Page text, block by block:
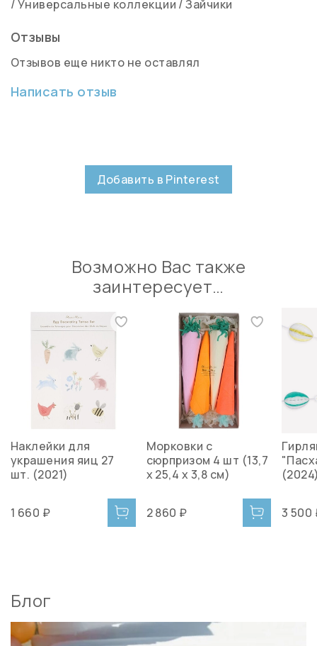
/Универсальные коллекции /Зайчики
Отзывы
Отзывов еще никто не оставлял
Написать отзыв
Добавить в Pinterest
Возможно Вас также
заинтересует…
Наклейки для
украшения яиц 27
шт. (2021)
1 660 ₽
Морковки с
сюрпризом 4 шт (13,7
x 25,4 x 3,8 см)
2 860 ₽ 3 500
Блог